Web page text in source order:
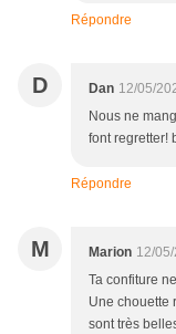
Répondre
D Dan 12/05/
Nous ne
font regretter!
Répondre
M Marion 12/
Ta confiture
Une chouette
sont très